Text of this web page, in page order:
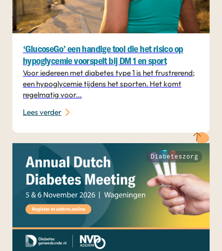
‘GlucoseGo’ een handige tool die het risico op
hypoglycemie voorspelt bij DM 1 en sport
Voor iedereen met diabetes type 1 is het frustrerend;
een hypoglycemie tijdens het sporten. Het komt
regelmatig voor...
Lees verder
Diabeteszorg